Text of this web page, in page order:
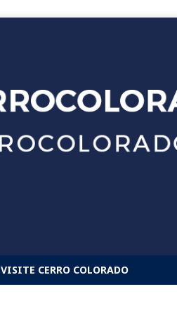
VISITE CERRO COLORADO